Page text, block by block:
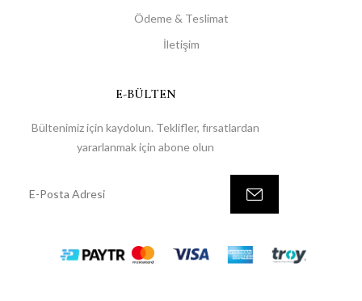
Ödeme & Teslimat
İletişim
E-BÜLTEN
Bültenimiz için kaydolun. Teklifler, fırsatlardan
yararlanmak için abone olun